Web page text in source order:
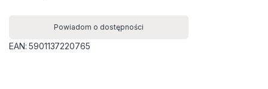
Powiadom o dostępności
EAN:5901137220765